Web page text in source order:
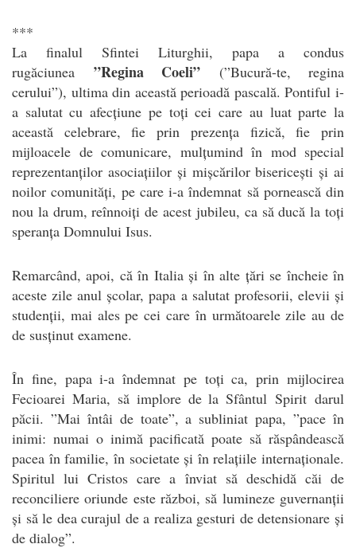
***
La finalul Sfintei Liturghii, papa a condus
rugăciunea ”Regina Coeli”
(”Bucură-te, regina
cerului”), ultima din această perioadă pascală. Pontiful i-
a salutat cu afecțiune pe toți cei care au luat parte la
această celebrare, fie prin prezența fizică, fie prin
mijloacele de comunicare, mulțumind în mod special
reprezentanților asociațiilor și mișcărilor bisericești și ai
noilor comunități, pe care i-a îndemnat să pornească din
nou la drum, reînnoiți de acest jubileu, ca să ducă la toți
speranța Domnului Isus.
Remarcând, apoi, că în Italia și în alte țări se încheie în
aceste zile anul școlar, papa a salutat profesorii, elevii și
studenții, mai ales pe cei care în următoarele zile au de
de susținut examene.
În fine, papa i-a îndemnat pe toți ca, prin mijlocirea
Fecioarei Maria, să implore de la SfântulSpirit darul
păcii. ”Mai întâi de toate”, a subliniat papa, ”pace în
inimi: numai o inimă pacificată poate să răspândească
pacea în familie, în societate și în relațiile internaționale.
Spiritul lui Cristos care a înviat să deschidă căi de
reconciliere oriunde este război, să lumineze guvernanții
și să le dea curajul de a realiza gesturi de detensionare și
de dialog”.